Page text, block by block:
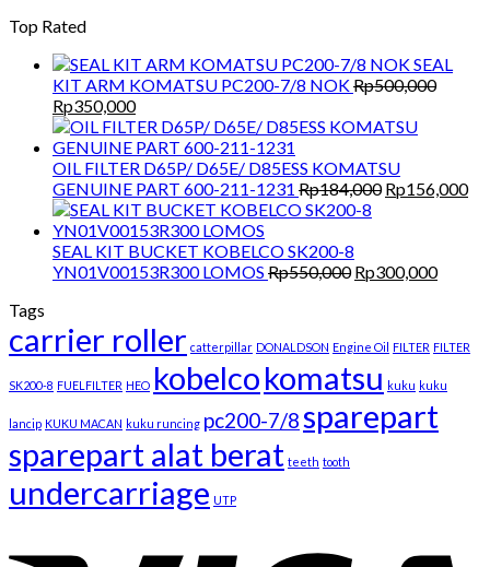
Top Rated
SEAL
KIT ARM KOMATSU PC200-7/8 NOKRp500,000
Original
price
was:
Rp500,000.
Rp350,000Current
price
is:
Rp350,000.
OIL FILTER D65P/ D65E/ D85ESS KOMATSU
GENUINE PART 600-211-1231 Rp184,000 Original
Rp156,000
SEAL KIT BUCKET KOBELCO SK200-8
YN01V00153R300 LOMOS Rp550,000 Original
Rp300,000
Tags
carrier roller catterpillar DONALDSON Engine Oil FILTER FILTER
SK200-8 FUELFILTER HEO kobelcokomatsu kuku kuku
lancip KUKU MACAN kuku runcing pc200-7/8sparepart
sparepart alat berat teeth tooth
undercarriage UTP